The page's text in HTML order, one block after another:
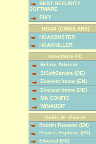
BEST SECURITY
SOFTWARE
PIXY
HOAX (CANULARS)
HOAXBUSTER
HOAXKILLER
Inventaire PC
Belarc Advisor
SiSoftSandra (DE)
Everest home (EN)
Everest home (DE)
MA CONFIG
WINAUDIT
Outils de sécurité
Rootkit Revealer (EN)
Process Explorer (EN)
Ethereal (EN)